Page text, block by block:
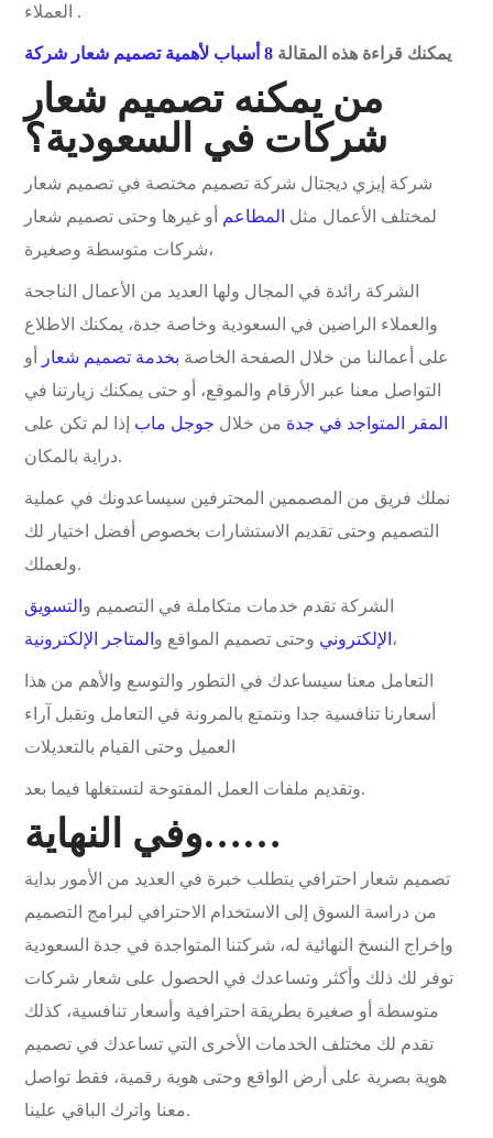
العملاء .
يمكنك قراءة هذه المقالة 8 أسباب لأهمية تصميم شعار شركة
من يمكنه تصميم شعار
شركات في السعودية؟
شركة إيزي ديجتال شركة تصميم مختصة في تصميم شعار
لمختلف الأعمال مثل المطاعم أو غيرها وحتى تصميم شعار
شركات متوسطة وصغيرة،
الشركة رائدة في المجال ولها العديد من الأعمال الناجحة
والعملاء الراضين في السعودية وخاصة جدة، يمكنك الاطلاع
على أعمالنا من خلال الصفحة الخاصة بخدمة تصميم شعار
أو
التواصل معنا عبر الأرقام والموقع، أو حتى يمكنك زيارتنا في
المقر المتواجد في جدة من خلال جوجل ماب إذا لم تكن على
دراية بالمكان.
نملك فريق من المصممين المحترفين سيساعدونك في عملية
التصميم وحتى تقديم الاستشارات بخصوص أفضل اختيار لك
ولعملك.
الشركة تقدم خدمات متكاملة في التصميم و التسويق
الإلكتروني وحتى تصميم المواقع و المتاجر الإلكترونية ،
التعامل معنا سيساعدك في التطور والتوسع والأهم من هذا
أسعارنا تنافسية جدا ونتمتع بالمرونة في التعامل وتقبل آراء
العميل وحتى القيام بالتعديلات
وتقديم ملفات العمل المفتوحة لتستغلها فيما بعد.
وفي النهاية……
تصميم شعار احترافي يتطلب خبرة في العديد من الأمور بداية
من دراسة السوق إلى الاستخدام الاحترافي لبرامج التصميم
وإخراج النسخ النهائية له، شركتنا المتواجدة في جدة السعودية
توفر لك ذلك وأكثر وتساعدك في الحصول على شعار شركات
متوسطة أو صغيرة بطريقة احترافية وأسعار تنافسية، كذلك
تقدم لك مختلف الخدمات الأخرى التي تساعدك في تصميم
هوية بصرية على أرض الواقع وحتى هوية رقمية، فقط تواصل
معنا واترك الباقي علينا.